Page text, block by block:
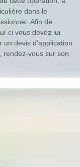
dans le
Afin de
ci vous devez lui
devis d’application
rendez-vous sur son